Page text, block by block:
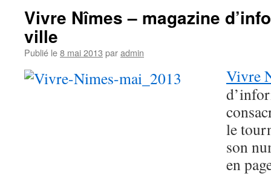
Vivre Nîmes – magazine
ville
Publié le8 mai 2013 paradmin
Vivre
le
son
en